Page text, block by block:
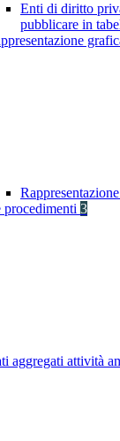
Enti di diritto
pubblicare in
3
aggregati attività